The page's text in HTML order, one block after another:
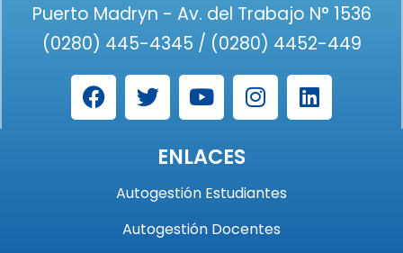
Puerto Madryn - Av. del Trabajo N° 1536
(0280) 445-4345 / (0280) 4452-449
ENLACES
Autogestión Estudiantes
Autogestión Docentes